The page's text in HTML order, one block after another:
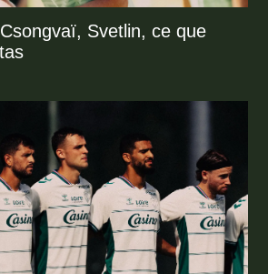
Svetlin, ce que